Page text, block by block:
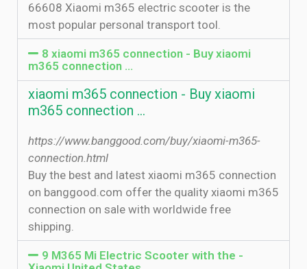
66608 Xiaomi m365 electric scooter is the
most popular personal transport tool.
8 xiaomi m365 connection - Buy xiaomi
m365 connection …
xiaomi m365 connection - Buy xiaomi
m365 connection …
https://www.banggood.com/buy/xiaomi-m365-
connection.html
Buy the best and latest xiaomi m365 connection
on banggood.com offer the quality xiaomi m365
connection on sale with worldwide free
shipping.
9 M365 Mi Electric Scooter with the -